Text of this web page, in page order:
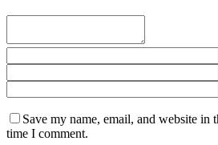
Save my name, email, and website in
time I comment.